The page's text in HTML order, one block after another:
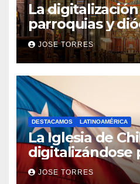
La
parroquias y
realidad ya
la Iglesia
JOSE TORRES
DESTACAMOS LATINOAMÉRICA
La Iglesia de
digitalizándose
el servicio a sus
JOSE TORRES